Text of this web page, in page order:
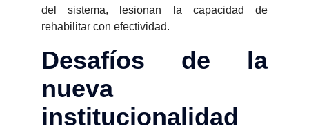
del sistema, lesionan la capacidad de
rehabilitar con efectividad.
Desafíos de la
nueva
institucionalidad